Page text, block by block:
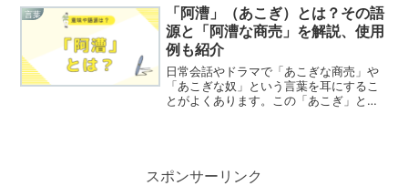
メン」と「逝け面」の意味の違いを明ら
かにし、それぞれの適切な...
言葉
「阿漕」（あこぎ）とは？その語
源と「阿漕な商売」を解説、使用
例も紹介
日常会話やドラマで「あこぎな商売」や
「あこぎな奴」という言葉を耳にするこ
とがよくあります。この「あこぎ」とい
スポンサーリンク